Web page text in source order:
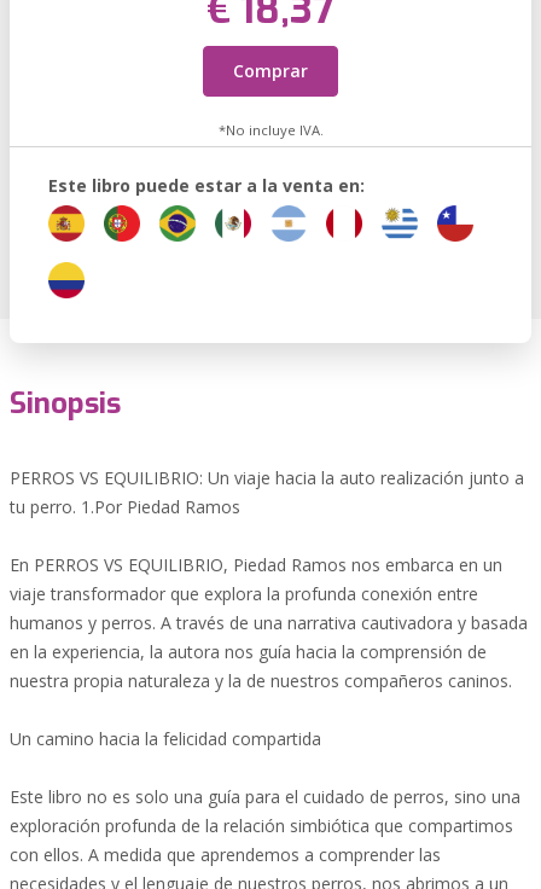
Comprar
*No incluye IVA.
Este libro puede estar a la venta en:
Sinopsis
PERROS VS EQUILIBRIO: Un viaje hacia la auto realización junto a
tu perro. 1.Por Piedad Ramos
En PERROS VS EQUILIBRIO, Piedad Ramos nos embarca en un
viaje transformador que explora la profunda conexión entre
humanos y perros. A través de una narrativa cautivadora y basada
en la experiencia, la autora nos guía hacia la comprensión de
nuestra propia naturaleza y la de nuestros compañeros caninos.
Un camino hacia la felicidad compartida
Este libro no es solo una guía para el cuidado de perros, sino una
exploración profunda de la relación simbiótica que compartimos
con ellos. A medida que aprendemos a comprender las
necesidades y el lenguaje de nuestros perros, nos abrimos a un